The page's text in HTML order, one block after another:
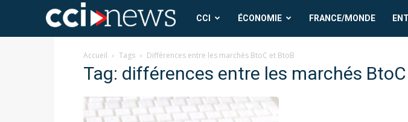
CCI
News
CCI ÉCONOMIE FRANCE/MONDE
Accueil Tags Différences entre les marchés BtoC et BtoB
Tag: différences entre les marchés